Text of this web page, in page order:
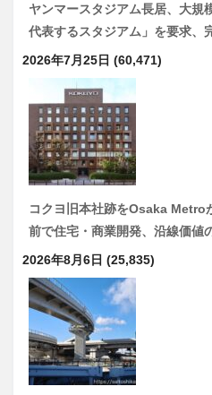
ヤンマースタジアム長居、大規
代表するスタジアム」を要求、
2026年7月25日 (60,471)
コクヨ旧本社跡をOsaka
前で住宅・商業開発、沿線価値
2026年8月6日 (25,835)